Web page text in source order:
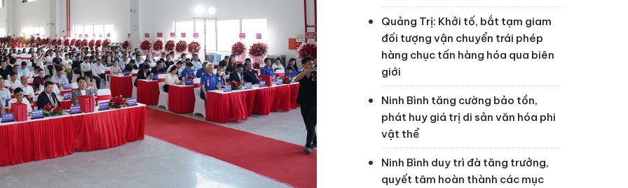
Quảng Trị: Khởi tố, bắt tạm giam
đối tượng vận chuyển trái phép
hàng chục tấn hàng hóa qua biên
giới
Ninh Bình tăng cường bảo tồn,
phát huy giá trị di sản văn hóa phi
vật thể
Ninh Bình duy trì đà tăng trưởng,
quyết tâm hoàn thành các mục